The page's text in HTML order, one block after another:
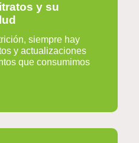
y su
siempre hay
y actualizaciones
que consumimos